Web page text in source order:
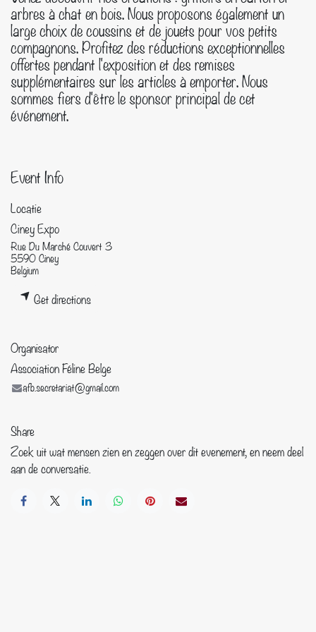
arbres à chat en bois. Nous proposons également un
large choix de coussins et de jouets pour vos petits
compagnons. Profitez des réductions exceptionnelles
offertes pendant l'exposition et des remises
supplémentaires sur les articles à emporter. Nous
sommes fiers d'être le sponsor principal de cet
événement.
Event Info
Locatie
Ciney Expo
Rue Du Marché Couvert 3
5590 Ciney
Belgium
Get directions
Organisator
Association Féline Belge
afb.secretariat@gmail.com
Share
Zoek uit wat mensen zien en zeggen over dit evenement, en neem deel
aan de conversatie.